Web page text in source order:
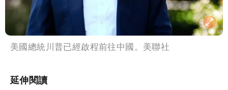
美國總統川普已經啟程前往中國。美聯社
延伸閱讀